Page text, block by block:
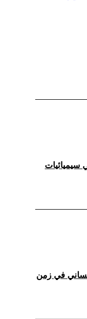
سيميائيات
في زمن